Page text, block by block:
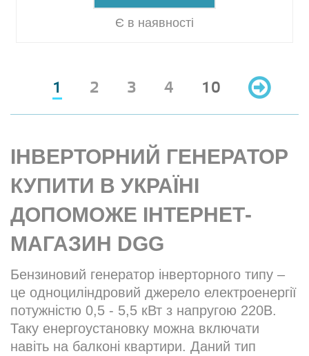
Є в наявності
1 2 3 4 10
ІНВЕРТОРНИЙ ГЕНЕРАТОР
КУПИТИ В УКРАЇНІ
ДОПОМОЖЕ ІНТЕРНЕТ-
МАГАЗИН DGG
Бензиновий генератор інверторного типу –
це одноциліндровий джерело електроенергії
потужністю 0,5 - 5,5 кВт з напругою 220В.
Таку енергоустановку можна включати
навіть на балконі квартири. Даний тип